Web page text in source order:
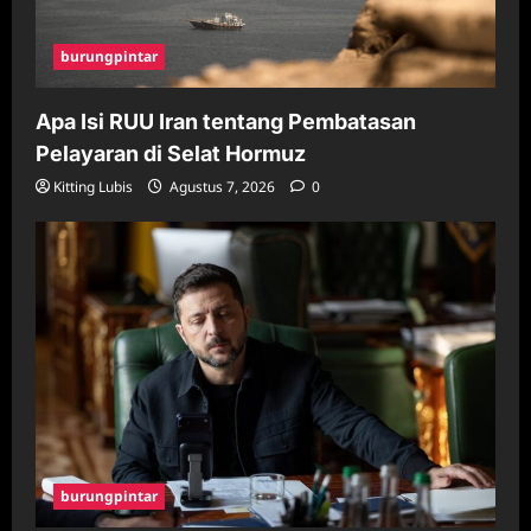
burungpintar
Apa Isi RUU Iran tentang Pembatasan
Pelayaran di Selat Hormuz
Kitting Lubis Agustus 7, 2026 0
burungpintar